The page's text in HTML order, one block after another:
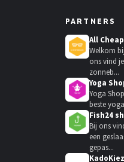
PARTNERS
All
Welkom
ons vind
zonneb...
Yoga
Yoga
beste
Fish24
Bij ons
een
gepas...